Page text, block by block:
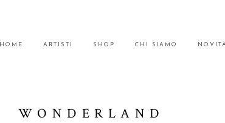
HOME ARTISTI SHOP CHI SIAMO NOVITÀ
WONDERLAND